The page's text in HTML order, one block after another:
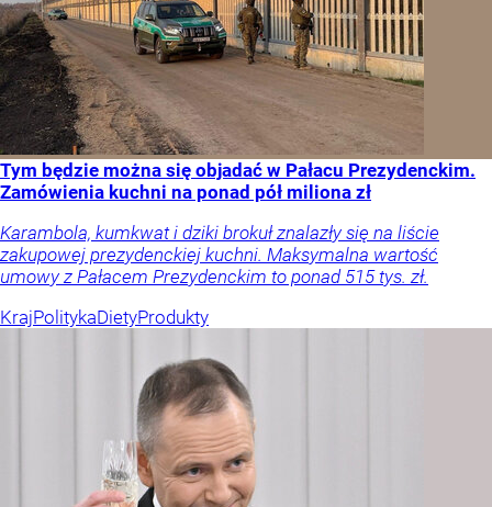
Tym będzie można się objadać w Pałacu Prezydenckim.
Zamówienia kuchni na ponad pół miliona zł
Karambola, kumkwat i dziki brokuł znalazły się na liście
zakupowej prezydenckiej kuchni. Maksymalna wartość
umowy z Pałacem Prezydenckim to ponad 515 tys. zł.
KrajPolitykaDietyProdukty